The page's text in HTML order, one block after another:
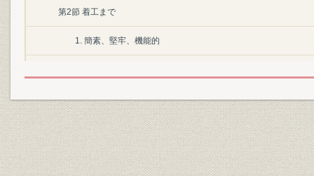
第2節 着工まで
1. 簡素、堅牢、機能的
3. 地上34階、地下4階
4. 汐留メディアタワーと命名
第3節 完成